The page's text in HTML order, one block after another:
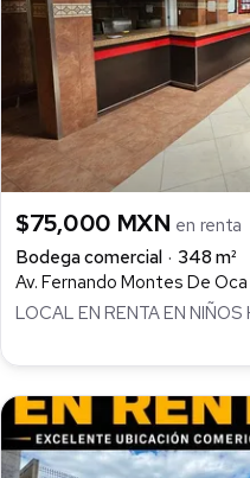
$75,000 MXN en renta
Bodega comercial
348 m²
LOCAL EN RENTA EN NIÑOS